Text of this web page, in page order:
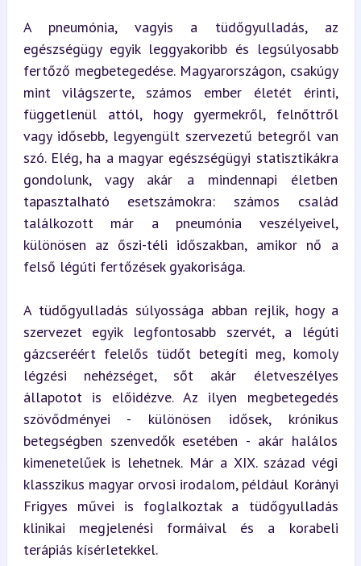
A pneumónia, vagyis a tüdőgyulladás, az
egészségügy egyik leggyakoribb és legsúlyosabb
fertőző megbetegedése. Magyarországon, csakúgy
mint világszerte, számos ember életét érinti,
függetlenül attól, hogy gyermekről, felnőttről
vagy idősebb, legyengült szervezetű betegről van
szó. Elég, ha a magyar egészségügyi statisztikákra
gondolunk, vagy akár a mindennapi életben
tapasztalható esetszámokra: számos család
találkozott már a pneumónia veszélyeivel,
különösen az őszi-téli időszakban, amikor nő a
felső légúti fertőzések gyakorisága.
A tüdőgyulladás súlyossága abban rejlik, hogy a
szervezet egyik legfontosabb szervét, a légúti
gázcseréért felelős tüdőt betegíti meg, komoly
légzési nehézséget, sőt akár életveszélyes
állapotot is előidézve. Az ilyen megbetegedés
szövődményei - különösen idősek, krónikus
betegségben szenvedők esetében - akár halálos
kimenetelűek is lehetnek. Már a XIX. század végi
klasszikus magyar orvosi irodalom, például Korányi
Frigyes művei is foglalkoztak a tüdőgyulladás
klinikai megjelenési formáival és a korabeli
terápiás kísérletekkel.